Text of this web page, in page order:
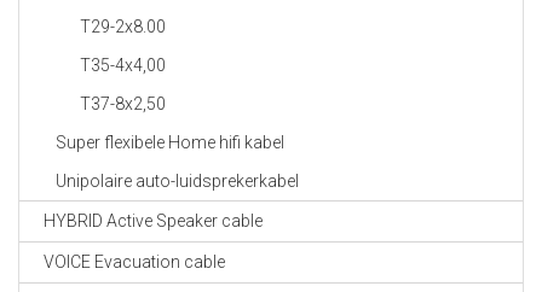
T29-2x8.00
T35-4x4,00
T37-8x2,50
Super flexibele Home hifi kabel
Unipolaire auto-luidsprekerkabel
HYBRID Active Speaker cable
VOICE Evacuation cable